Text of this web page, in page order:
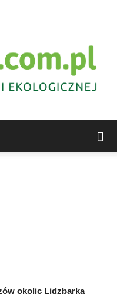
okolic Lidzbarka